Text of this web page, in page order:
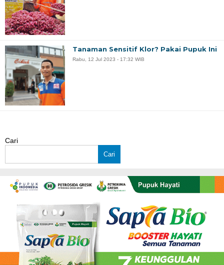
Cari
Cari
Tanaman Sensitif Klor? Pakai Pupuk Ini
Rabu, 12 Jul 2023 - 17:32 WIB